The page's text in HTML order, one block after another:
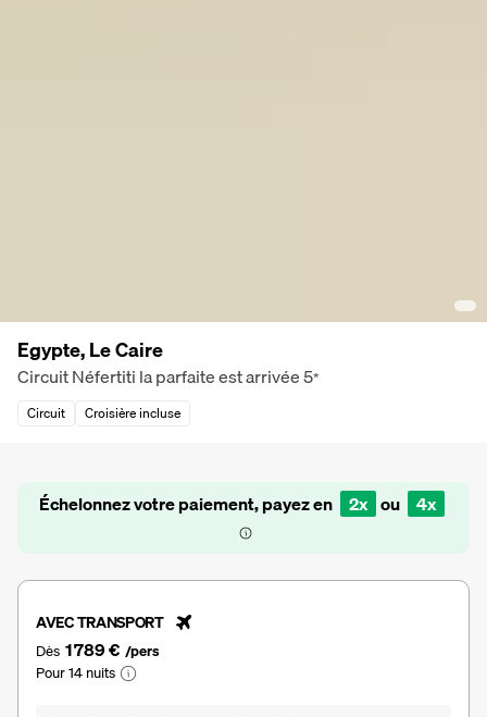
Egypte, Le Caire
Circuit Néfertiti la parfaite est arrivée5*
Circuit Croisière incluse
Échelonnez votre paiement, payez en 2x ou 4x
AVEC TRANSPORT
Dès 1 789 € /pers
Pour 14 nuits